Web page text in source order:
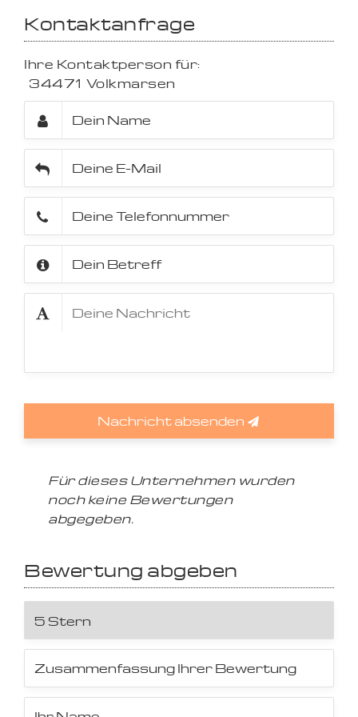
Kontaktanfrage
Ihre Kontaktperson für:
34471 Volkmarsen
Nachricht absenden
Für dieses Unternehmen wurden
noch keine Bewertungen
abgegeben.
Bewertung abgeben